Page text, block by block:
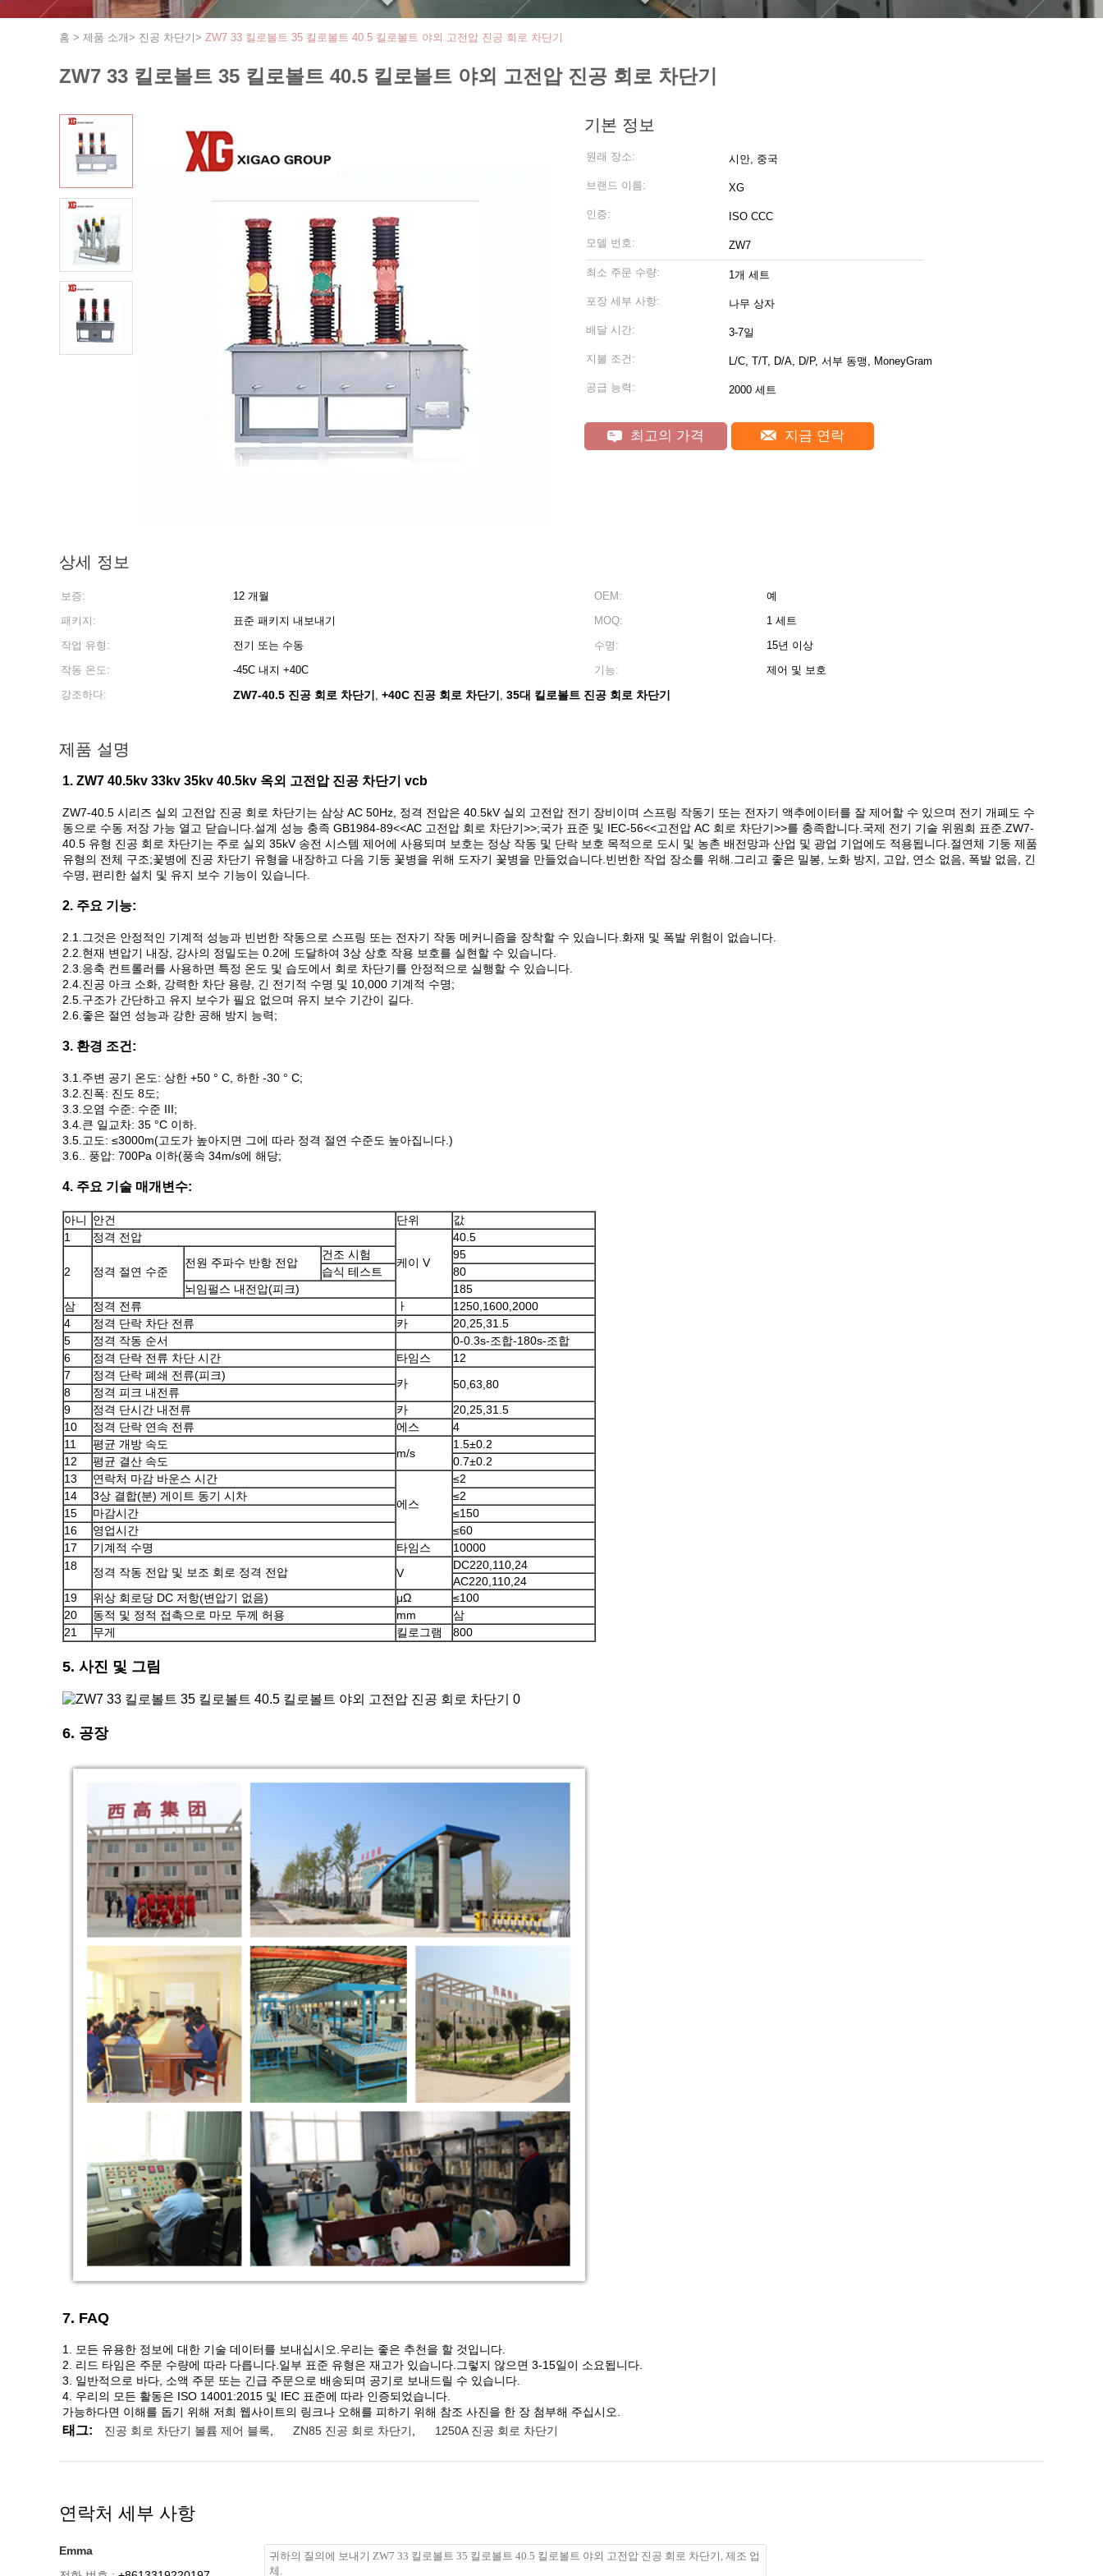
홈 > 제품 소개> 진공 차단기> ZW7 33 킬로볼트 35 킬로볼트 40.5 킬로볼트 야외 고전압 진공 회로 차단기
ZW7 33 킬로볼트 35 킬로볼트 40.5 킬로볼트 야외 고전압 진공 회로 차단기
기본 정보
원래 장소: 시안, 중국
브랜드 이름: XG
인증: ISO CCC
모델 번호: ZW7
최소 주문 수량: 1개 세트
포장 세부 사항: 나무 상자
배달 시간: 3-7일
지불 조건: L/C, T/T, D/A, D/P, 서부 동맹, MoneyGram
공급 능력: 2000 세트
최고의 가격 지금 연락
상세 정보
보증: 12 개월 OEM:
예
패키지:
표준 패키지 내보내기 MOQ:
1 세트
작업 유형:
전기 또는 수동 수명:
15년 이상
작동 온도:
-45C 내지 +40C 기능:
제어 및 보호
강조하다:
ZW7-40.5 진공 회로 차단기 , +40C 진공 회로 차단기 , 35대 킬로볼트 진공 회로 차단기
제품 설명
1. ZW7 40.5kv 33kv 35kv 40.5kv 옥외 고전압 진공 차단기 vcb
ZW7-40.5 시리즈 실외 고전압 진공 회로 차단기는 삼상 AC 50Hz, 정격 전압은 40.5kV 실외 고전압 전기 장비이며 스프링 작동기 또는 전자기 액추에이터를 잘 제어할 수 있으며 전기 개폐도 수
동으로 수동 저장 가능 열고 닫습니다.설계 성능 충족 GB1984-89<<AC 고전압 회로 차단기>>;국가 표준 및 IEC-56<<고전압 AC 회로 차단기>>를 충족합니다.국제 전기 기술 위원회 표준.ZW7-
40.5 유형 진공 회로 차단기는 주로 실외 35kV 송전 시스템 제어에 사용되며 보호는 정상 작동 및 단락 보호 목적으로 도시 및 농촌 배전망과 산업 및 광업 기업에도 적용됩니다.절연체 기둥 제품
유형의 전체 구조;꽃병에 진공 차단기 유형을 내장하고 다음 기둥 꽃병을 위해 도자기 꽃병을 만들었습니다.빈번한 작업 장소를 위해.그리고 좋은 밀봉, 노화 방지, 고압, 연소 없음, 폭발 없음, 긴
수명, 편리한 설치 및 유지 보수 기능이 있습니다.
2. 주요 기능:
2.1.그것은 안정적인 기계적 성능과 빈번한 작동으로 스프링 또는 전자기 작동 메커니즘을 장착할 수 있습니다.화재 및 폭발 위험이 없습니다.
2.2.현재 변압기 내장, 강사의 정밀도는 0.2에 도달하여 3상 상호 작용 보호를 실현할 수 있습니다.
2.3.응축 컨트롤러를 사용하면 특정 온도 및 습도에서 회로 차단기를 안정적으로 실행할 수 있습니다.
2.4.진공 아크 소화, 강력한 차단 용량, 긴 전기적 수명 및 10,000 기계적 수명;
2.5.구조가 간단하고 유지 보수가 필요 없으며 유지 보수 기간이 길다.
2.6.좋은 절연 성능과 강한 공해 방지 능력;
3. 환경 조건:
3.1.주변 공기 온도: 상한 +50 ° C, 하한 -30 ° C;
3.2.진폭: 진도 8도;
3.3.오염 수준: 수준 III;
3.4.큰 일교차: 35 °C 이하.
3.5.고도: ≤3000m(고도가 높아지면 그에 따라 정격 절연 수준도 높아집니다.)
3.6.. 풍압: 700Pa 이하(풍속 34m/s에 해당;
4. 주요 기술 매개변수:
아니 안건 단위
값
1
정격 전압
케이 V
40.5
2 정격 절연 수준
전원 주파수 반항 전압
건조 시험
95
습식 테스트
80
뇌임펄스 내전압(피크)
185
삼
정격 전류 ㅏ
1250,1600,2000
4
정격 단락 차단 전류 카
20,25,31.5
5
정격 작동 순서
0-0.3s-조합-180s-조합
6
정격 단락 전류 차단 시간 타임스
12
7
정격 단락 폐쇄 전류(피크)
카 50,63,80
8
정격 피크 내전류
9
정격 단시간 내전류 카
20,25,31.5
10
정격 단락 연속 전류 에스
4
11
평균 개방 속도
m/s
1.5±0.2
12
평균 결산 속도
0.7±0.2
13
연락처 마감 바운스 시간
에스
≤2
14
3상 결합(분) 게이트 동기 시차
≤2
15
마감시간
≤150
16
영업시간
≤60
17
기계적 수명 타임스
10000
18
정격 작동 전압 및 보조 회로 정격 전압 V
DC220,110,24
AC220,110,24
19
위상 회로당 DC 저항(변압기 없음) μΩ
≤100
20
동적 및 정적 접촉으로 마모 두께 허용 mm
삼
21
무게 킬로그램 800
5. 사진 및 그림
6. 공장
7. FAQ
1. 모든 유용한 정보에 대한 기술 데이터를 보내십시오.우리는 좋은 추천을 할 것입니다.
2. 리드 타임은 주문 수량에 따라 다릅니다.일부 표준 유형은 재고가 있습니다.그렇지 않으면 3-15일이 소요됩니다.
3. 일반적으로 바다, 소액 주문 또는 긴급 주문으로 배송되며 공기로 보내드릴 수 있습니다.
4. 우리의 모든 활동은 ISO 14001:2015 및 IEC 표준에 따라 인증되었습니다.
가능하다면 이해를 돕기 위해 저희 웹사이트의 링크나 오해를 피하기 위해 참조 사진을 한 장 첨부해 주십시오.
태그: 진공 회로 차단기 볼륨 제어 블록 ZN85 진공 회로 차단기 1250A 진공 회로 차단기
연락처 세부 사항
Emma